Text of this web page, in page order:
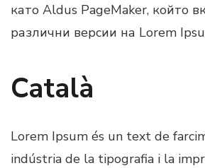
като Aldus PageMaker, който
различни версии на Lorem
Català
Lorem Ipsum és un text de
indústria de la tipografia i la